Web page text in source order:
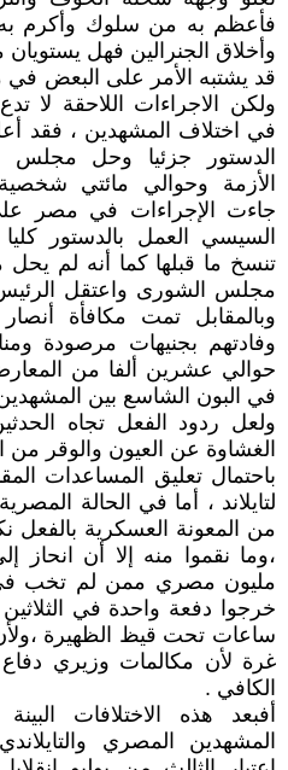
فأعظم به من سلوك وأكرم
وأخلاق الجنرالين فهل يستويان
قد يشتبه الأمر على البعض في
ولكن الاجراءات اللاحقة لا
في اختلاف المشهدين ، فقد
الدستور جزئيا وحل
الأزمة وحوالي مائتي
جاءت الإجراءات في مصر
السيسي العمل بالدستور
تنسخ ما قبلها كما أنه لم
مجلس الشورى واعتقل
وبالمقابل تمت مكافأة
وفادتهم بجنيهات مرصودة
حوالي عشرين ألفا من
في البون الشاسع بين
ولعل ردود الفعل تجاه
الغشاوة عن العيون والوقر من
باحتمال تعليق المساعدات
لتايلاند ، أما في الحالة
من المعونة العسكرية بالفعل
،وما نقموا منه إلا أن انحاز
مليون مصري ممن لم تخب
خرجوا دفعة واحدة في
ساعات تحت قيظ الظهيرة
غرة لأن مكالمات وزيري
الكافي .
أفبعد هذه الاختلافات
المشهدين المصري